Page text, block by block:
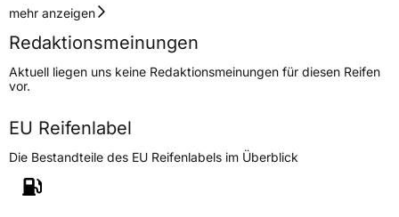
Geschwindigkeitsindex
Höchstgeschwindigkeit
240 km/h
Lastindex103
Höchstlast875 kg
Generelle Merkmale
Fahrzeugtyp
mehr anzeigen
Redaktionsmeinungen
Aktuell liegen uns keine Redaktionsmeinungen für diesen Reifen
vor.
EU Reifenlabel
Die Bestandteile des EU Reifenlabels im Überblick